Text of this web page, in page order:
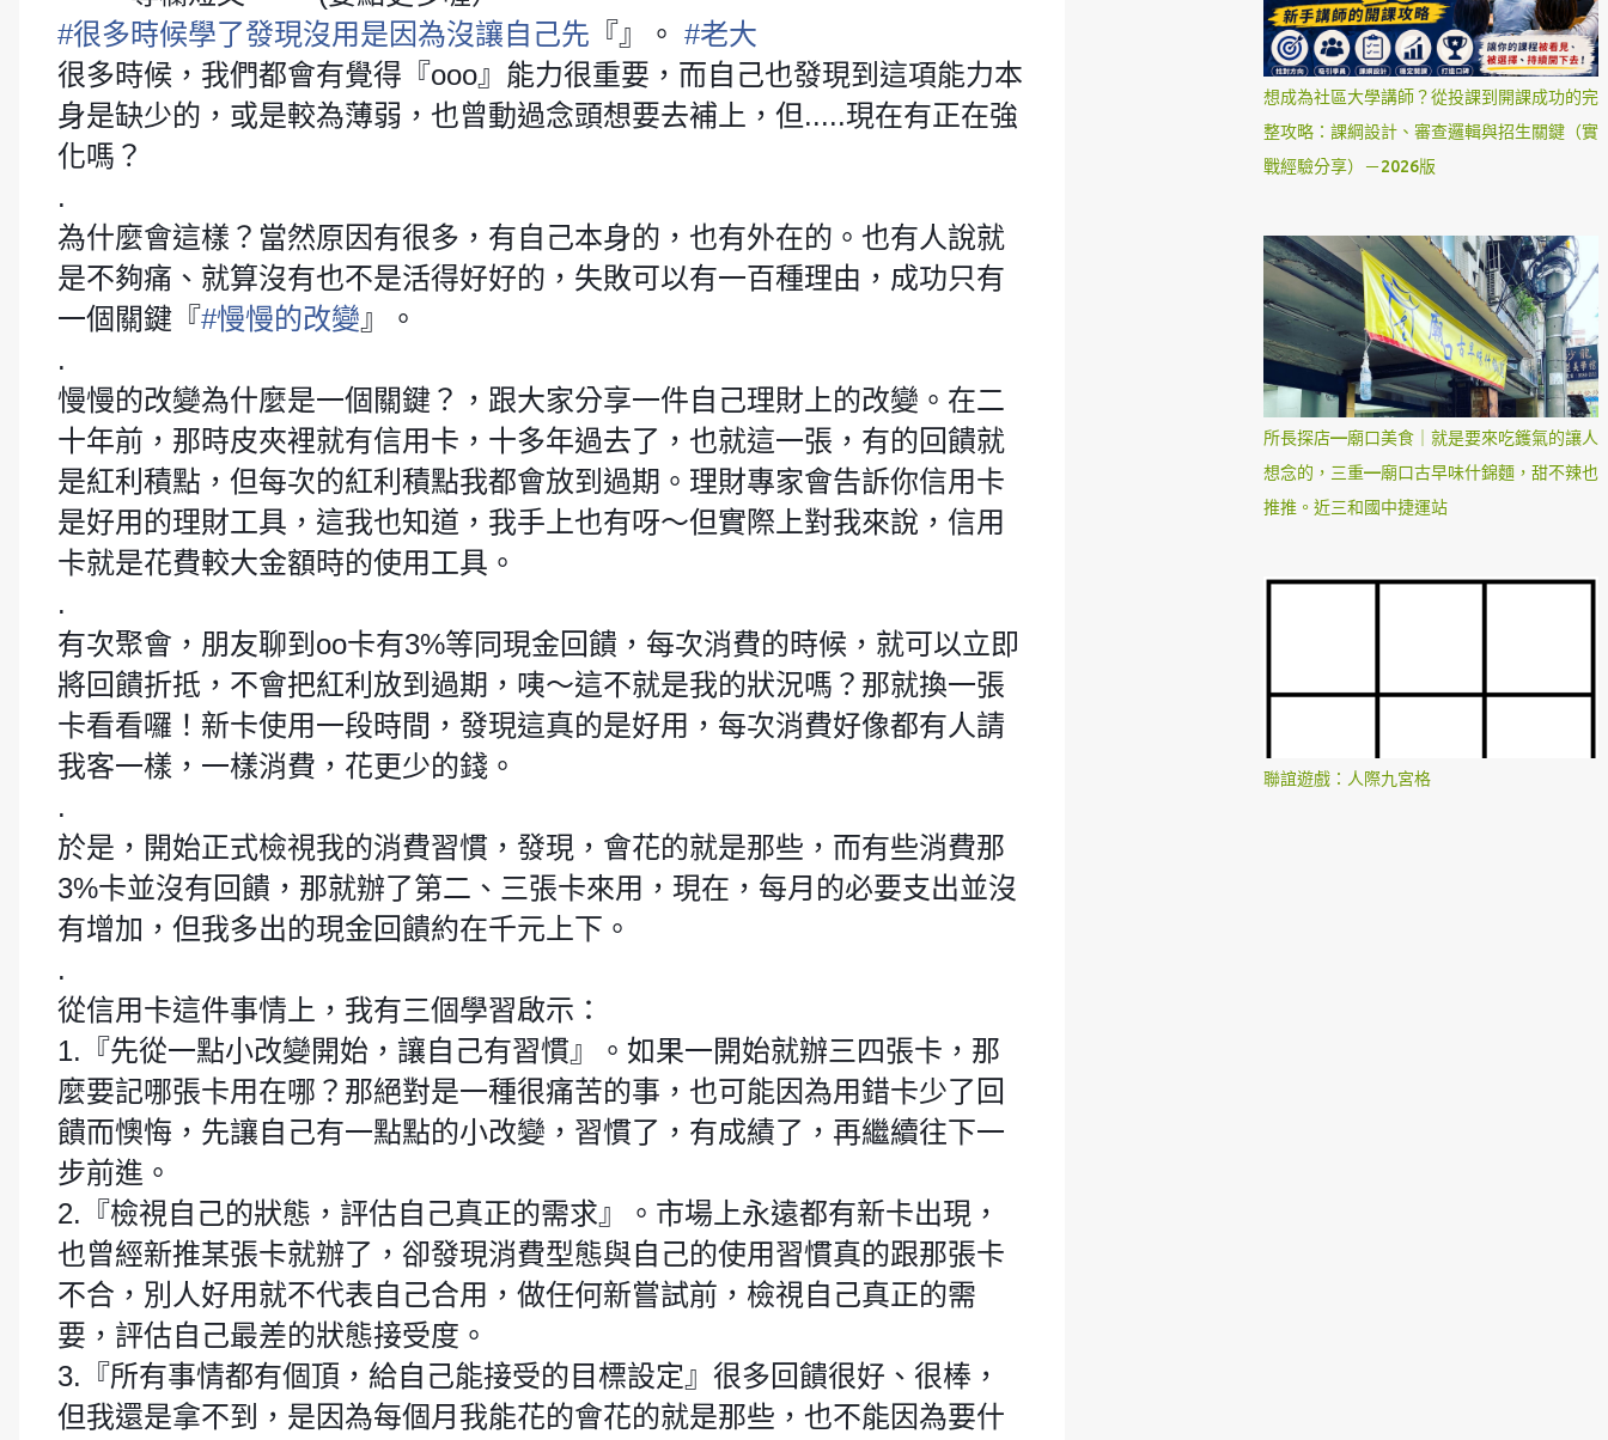
🖋 🖋
#很多時候學了發現沒用是因為沒讓自己先 『』。 #老大
很多時候，我們都會有覺得『ooo』能力很重要，而自己也發現到這項能力本
身是缺少的，或是較為薄弱，也曾動過念頭想要去補上，但.....現在有正在強
化嗎？
.
為什麼會這樣？當然原因有很多，有自己本身的，也有外在的。也有人說就
是不夠痛、就算沒有也不是活得好好的，失敗可以有一百種理由，成功只有
一個關鍵『#慢慢的改變 』。
.
慢慢的改變為什麼是一個關鍵？，跟大家分享一件自己理財上的改變。在二
十年前，那時皮夾裡就有信用卡，十多年過去了，也就這一張，有的回饋就
是紅利積點，但每次的紅利積點我都會放到過期。理財專家會告訴你信用卡
是好用的理財工具，這我也知道，我手上也有呀～但實際上對我來說，信用
卡就是花費較大金額時的使用工具。
.
有次聚會，朋友聊到oo卡有3%等同現金回饋，每次消費的時候，就可以立即
將回饋折抵，不會把紅利放到過期，咦～這不就是我的狀況嗎？那就換一張
卡看看囉！新卡使用一段時間，發現這真的是好用，每次消費好像都有人請
我客一樣，一樣消費，花更少的錢。
.
於是，開始正式檢視我的消費習慣，發現，會花的就是那些，而有些消費那
3%卡並沒有回饋，那就辦了第二、三張卡來用，現在，每月的必要支出並沒
有增加，但我多出的現金回饋約在千元上下。
.
從信用卡這件事情上，我有三個學習啟示：
1.『先從一點小改變開始，讓自己有習慣』。如果一開始就辦三四張卡，那
麼要記哪張卡用在哪？那絕對是一種很痛苦的事，也可能因為用錯卡少了回
饋而懊悔，先讓自己有一點點的小改變，習慣了，有成績了，再繼續往下一
步前進。
2.『檢視自己的狀態，評估自己真正的需求』。市場上永遠都有新卡出現，
也曾經新推某張卡就辦了，卻發現消費型態與自己的使用習慣真的跟那張卡
不合，別人好用就不代表自己合用，做任何新嘗試前，檢視自己真正的需
要，評估自己最差的狀態接受度。
3.『所有事情都有個頂，給自己能接受的目標設定』很多回饋很好、很棒，
但我還是拿不到，是因為每個月我能花的會花的就是那些，也不能因為要什
想成為社區大學講師？從投課到開課成功的完
整攻略：課綱設計、審查邏輯與招生關鍵（實
戰經驗分享）－2026版
所長探店—廟口美食｜就是要來吃鑊氣的讓人
想念的，三重—廟口古早味什錦麵，甜不辣也
推推。近三和國中捷運站
聯誼遊戲：人際九宮格